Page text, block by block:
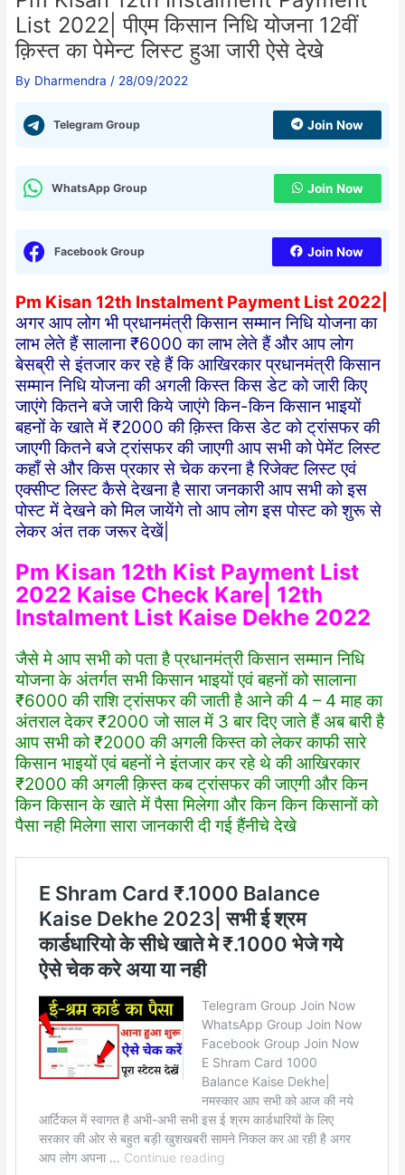
List 2022| पीएम किसान निधि योजना 12वीं
क़िस्त का पेमेन्ट लिस्ट हुआ जारी ऐसे देखे
By Dharmendra / 28/09/2022
Telegram Group Join Now
WhatsApp Group Join Now
Facebook Group Join Now
Pm Kisan 12th Instalment Payment List 2022|
अगर आप लोग भी प्रधानमंत्री किसान सम्मान निधि योजना का
लाभ लेते हैं सालाना ₹6000 का लाभ लेते हैं और आप लोग
बेसब्री से इंतजार कर रहे हैं कि आखिरकार प्रधानमंत्री किसान
सम्मान निधि योजना की अगली किस्त किस डेट को जारी किए
जाएंगे कितने बजे जारी किये जाएंगे किन-किन किसान भाइयों
बहनों के खाते में ₹2000 की क़िस्त किस डेट को ट्रांसफर की
जाएगी कितने बजे ट्रांसफर की जाएगी आप सभी को पेमेंट लिस्ट
कहाँ से और किस प्रकार से चेक करना है रिजेक्ट लिस्ट एवं
एक्सीप्ट लिस्ट कैसे देखना है सारा जनकारी आप सभी को इस
पोस्ट में देखने को मिल जायेंगे तो आप लोग इस पोस्ट को शुरू से
लेकर अंत तक जरूर देखें|
Pm Kisan 12th Kist Payment List
2022 Kaise Check Kare| 12th
Instalment List Kaise Dekhe 2022
जैसे मे आप सभी को पता है प्रधानमंत्री किसान सम्मान निधि
योजना के अंतर्गत सभी किसान भाइयों एवं बहनों को सालाना
₹6000 की राशि ट्रांसफर की जाती है आने की 4 – 4 माह का
अंतराल देकर ₹2000 जो साल में 3 बार दिए जाते हैं अब बारी है
आप सभी को ₹2000 की अगली किस्त को लेकर काफी सारे
किसान भाइयों एवं बहनों ने इंतजार कर रहे थे की आखिरकार
₹2000 की अगली क़िस्त कब ट्रांसफर की जाएगी और किन
किन किसान के खाते में पैसा मिलेगा और किन किन किसानों को
पैसा नही मिलेगा सारा जानकारी दी गई हैंनीचे देखे